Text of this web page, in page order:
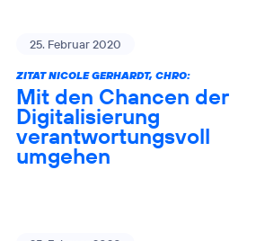
25. Februar 2020
ZITAT NICOLE GERHARDT, CHRO:
Mit den Chancen der
Digitalisierung
verantwortungsvoll
umgehen